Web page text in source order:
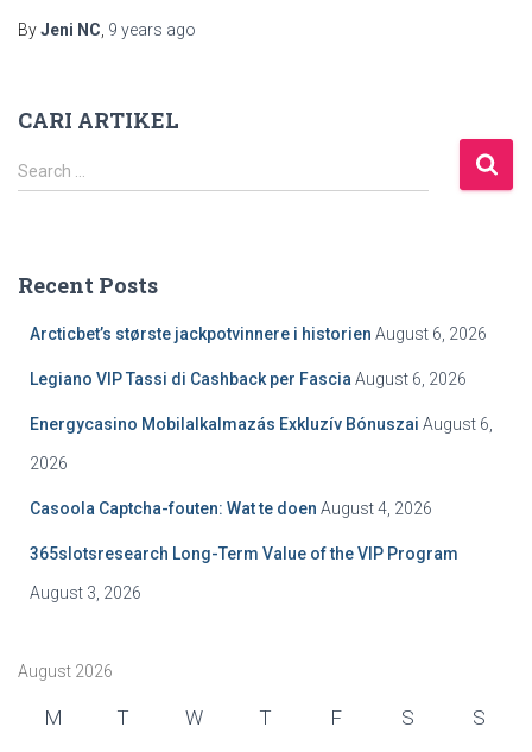
ByJeni NC 9 years ago
CARI ARTIKEL
S
e
h
Search …
Recent Posts
Arcticbet’s største jackpotvinnere i historien August 6, 2026
Legiano VIP Tassi di Cashback per Fascia August 6, 2026
Energycasino Mobilalkalmazás Exkluzív Bónuszai August 6,
2026
Casoola Captcha-fouten: Wat te doen August 4, 2026
365slotsresearch Long-Term Value of the VIP Program
August 3, 2026
August 2026
M T W T F S S